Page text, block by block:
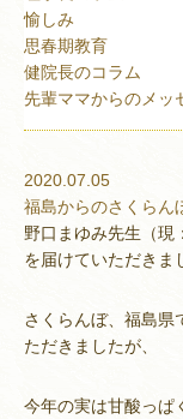
愉しみ
思春期教育
健院長のコラム
先輩ママからのメッ
2020.07.05
福島からのさくらん
野口まゆみ先生（現
を届けていただきま
さくらんぼ、福島県
ただきましたが、
今年の実は甘酸っぱ